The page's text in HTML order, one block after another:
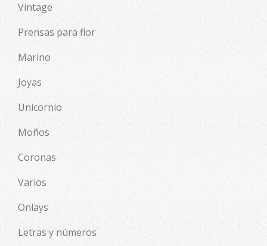
Vintage
Prensas para flor
Marino
Joyas
Unicornio
Moños
Coronas
Varios
Onlays
Letras y números